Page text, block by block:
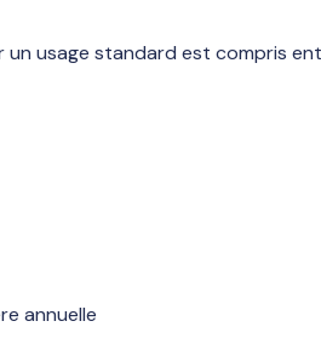
usage standard est compris
annuelle